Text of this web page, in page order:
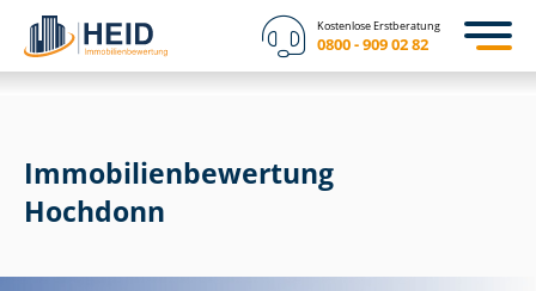
Kostenlose Erstberatung
0800 - 909 02 82
Immobilien­bewertung
Hochdonn